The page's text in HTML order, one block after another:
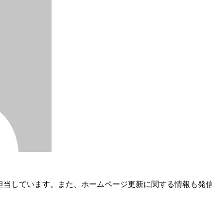
しています。また、ホームページ更新に関する情報も発